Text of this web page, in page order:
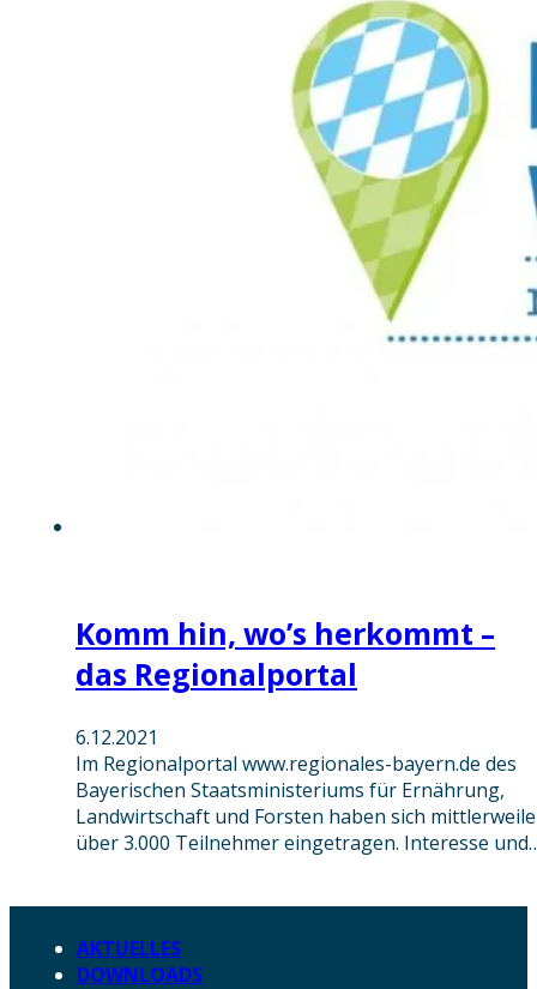
Komm hin, wo’s herkommt –
das Regionalportal
6.12.2021
Im Regionalportal www.regionales-bayern.de des
Bayerischen Staatsministeriums für Ernährung,
Landwirtschaft und Forsten haben sich mittlerweile
über 3.000 Teilnehmer eingetragen. Interesse
AKTUELLES
DOWNLOADS